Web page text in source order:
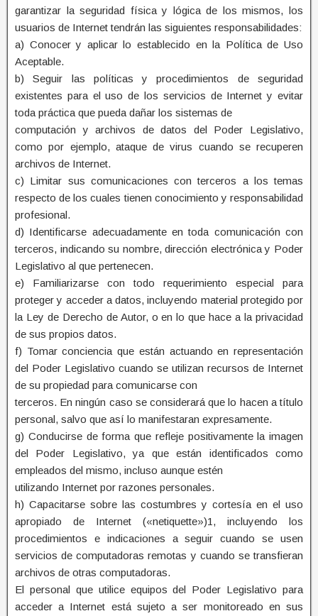
garantizar la seguridad física y lógica de los mismos, los
usuarios de Internet tendrán las siguientes responsabilidades:
a) Conocer y aplicar lo establecido en la Política de Uso
Aceptable.
b) Seguir las políticas y procedimientos de seguridad
existentes para el uso de los servicios de Internet y evitar
toda práctica que pueda dañar los sistemas de
computación y archivos de datos del Poder Legislativo,
como por ejemplo, ataque de virus cuando se recuperen
archivos de Internet.
c) Limitar sus comunicaciones con terceros a los temas
respecto de los cuales tienen conocimiento y responsabilidad
profesional.
d) Identificarse adecuadamente en toda comunicación con
terceros, indicando su nombre, dirección electrónica y Poder
Legislativo al que pertenecen.
e) Familiarizarse con todo requerimiento especial para
proteger y acceder a datos, incluyendo material protegido por
la Ley de Derecho de Autor, o en lo que hace a la privacidad
de sus propios datos.
f) Tomar conciencia que están actuando en representación
del Poder Legislativo cuando se utilizan recursos de Internet
de su propiedad para comunicarse con
terceros. En ningún caso se considerará que lo hacen a título
personal, salvo que así lo manifestaran expresamente.
g) Conducirse de forma que refleje positivamente la imagen
del Poder Legislativo, ya que están identificados como
empleados del mismo, incluso aunque estén
utilizando Internet por razones personales.
h) Capacitarse sobre las costumbres y cortesía en el uso
apropiado de Internet («netiquette»)1, incluyendo los
procedimientos e indicaciones a seguir cuando se usen
servicios de computadoras remotas y cuando se transfieran
archivos de otras computadoras.
El personal que utilice equipos del Poder Legislativo para
acceder a Internet está sujeto a ser monitoreado en sus